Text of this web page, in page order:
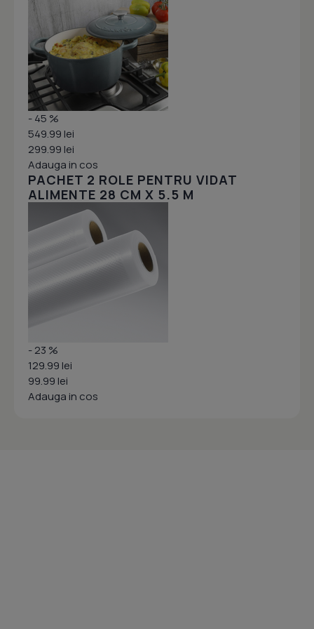
- 45 %
549.99 lei
299.99 lei
Adauga in cos
PACHET 2 ROLE PENTRU VIDAT
ALIMENTE 28 CM X 5.5 M
- 23 %
129.99 lei
99.99 lei
Adauga in cos